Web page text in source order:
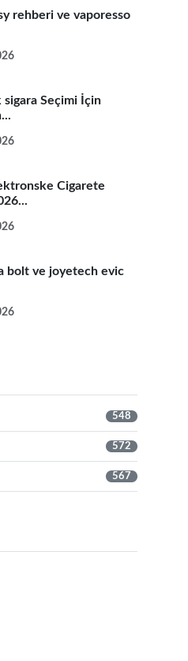
rehberi ve vaporesso
Seçimi İçin
Cigarete
bolt ve joyetech evic
548
572
567